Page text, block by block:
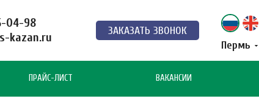
04-98
kazan.ru
ЗАКАЗАТЬ ЗВОНОК
Пермь
ПРАЙС-ЛИСТ ВАКАНСИИ